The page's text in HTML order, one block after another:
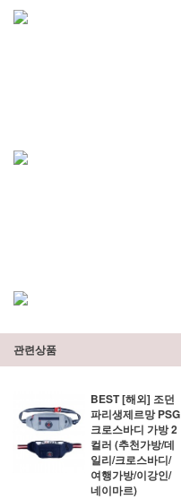
관련상품
BEST [해외] 조던
파리생제르망 PSG
크로스바디 가방 2
컬러 (추천가방/데
일리/크로스바디/
여행가방/이강인/
네이마르)